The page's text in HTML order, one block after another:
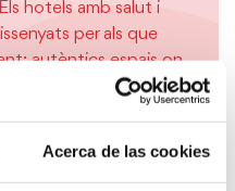
Acerca de las cookies
hotels amb salut i
per als que
autèntics espais on
d'un estil de vida